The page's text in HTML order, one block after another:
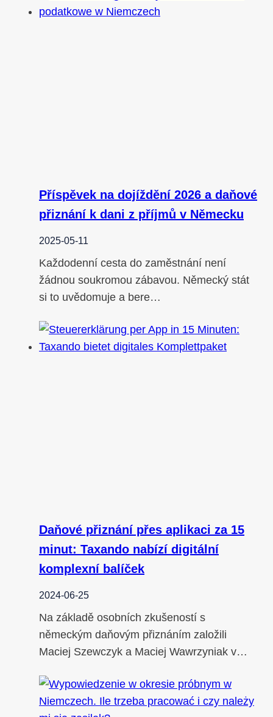
Příspěvek na dojíždění 2026 a daňové
přiznání k dani z příjmů v Německu
2025-05-11
Každodenní cesta do zaměstnání není
žádnou soukromou zábavou. Německý stát
si to uvědomuje a bere…
Daňové přiznání přes aplikaci za 15
minut: Taxando nabízí digitální
komplexní balíček
2024-06-25
Na základě osobních zkušeností s
německým daňovým přiznáním založili
Maciej Szewczyk a Maciej Wawrzyniak v…